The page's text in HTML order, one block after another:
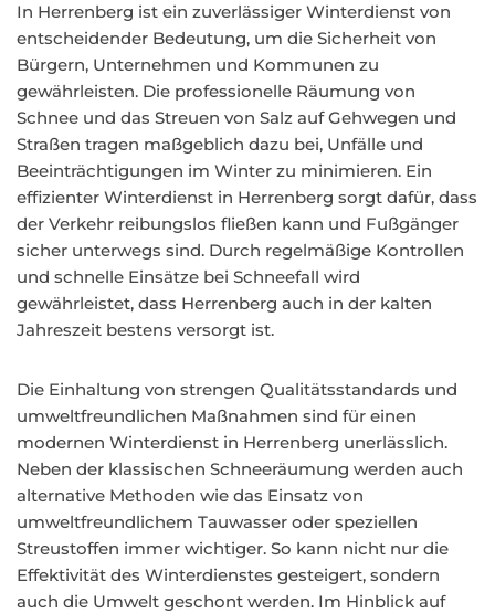
In Herrenberg ist ein zuverlässiger Winterdienst von
entscheidender Bedeutung, um die Sicherheit von
Bürgern, Unternehmen und Kommunen zu
gewährleisten. Die professionelle Räumung von
Schnee und das Streuen von Salz auf Gehwegen und
Straßen tragen maßgeblich dazu bei, Unfälle und
Beeinträchtigungen im Winter zu minimieren. Ein
effizienter Winterdienst in Herrenberg sorgt dafür, dass
der Verkehr reibungslos fließen kann und Fußgänger
sicher unterwegs sind. Durch regelmäßige Kontrollen
und schnelle Einsätze bei Schneefall wird
gewährleistet, dass Herrenberg auch in der kalten
Jahreszeit bestens versorgt ist.
Die Einhaltung von strengen Qualitätsstandards und
umweltfreundlichen Maßnahmen sind für einen
modernen Winterdienst in Herrenberg unerlässlich.
Neben der klassischen Schneeräumung werden auch
alternative Methoden wie das Einsatz von
umweltfreundlichem Tauwasser oder speziellen
Streustoffen immer wichtiger. So kann nicht nur die
Effektivität des Winterdienstes gesteigert, sondern
auch die Umwelt geschont werden. Im Hinblick auf